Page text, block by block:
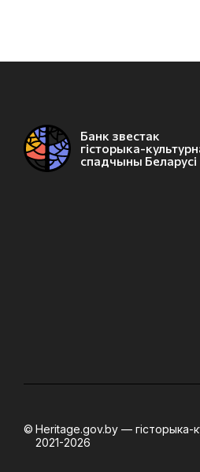
Банк звестак
гісторыка-
спадчыны Беларусі
Heritage.gov.by — гісторыка-
2021-2026